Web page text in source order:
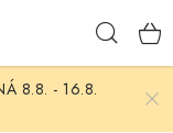
8.8. - 16.8.